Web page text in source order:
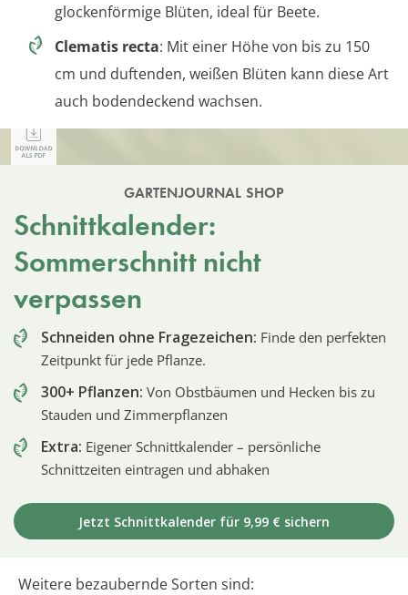
glockenförmige Blüten, ideal für Beete.
Clematis recta: Mit einer Höhe von bis zu 150
cm und duftenden, weißen Blüten kann diese Art
auch bodendeckend wachsen.
GARTENJOURNAL SHOP
Schnittkalender:
Sommerschnitt nicht
verpassen
Schneiden ohne Fragezeichen: Finde den perfekten
Zeitpunkt für jede Pflanze.
300+ Pflanzen: Von Obstbäumen und Hecken bis zu
Stauden und Zimmerpflanzen
Extra: Eigener Schnittkalender – persönliche
Schnittzeiten eintragen und abhaken
Jetzt Schnittkalender für 9,99 € sichern
Weitere bezaubernde Sorten sind: